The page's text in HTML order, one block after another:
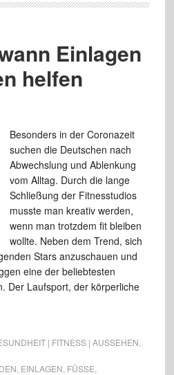
Einlagen
helfen
Besonders in der Coronazeit
suchen die Deutschen nach
Abwechslung und Ablenkung
vom Alltag. Durch die lange
Schließung der Fitnesstudios
musste man kreativ werden,
wenn man trotzdem fit bleiben
wollte. Neben dem Trend, sich
Stars anzuschauen und
eine der beliebtesten
Der Laufsport, der körperliche
| FITNESS | AUSSEHEN
EINLAGEN FÜSSE